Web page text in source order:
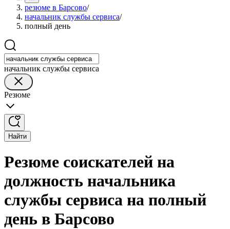
резюме в Барсово/
начальник службы сервиса/
полный день
начальник службы сервиса
Резюме
Найти
Резюме соискателей на
должность начальника
службы сервиса на полный
день в Барсово